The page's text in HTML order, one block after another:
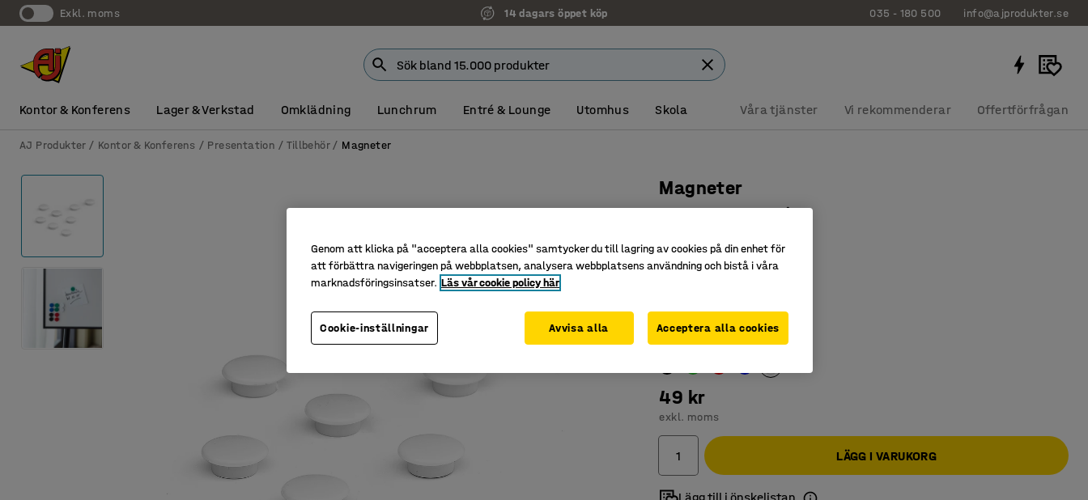
exkl. moms 14 dagars öppet köp 035 - 180 500 info@ajprodukter.se
Kontor & Konferens Lager & Verkstad Omklädning Lunchrum Entré & Lounge Utomhus Skola Våra tjänster Vi rekommenderar Offertförfrågan
AJ Produkter Kontor & Konferens Presentation Tillbehör Magneter
Magneter
8-pack, 20 mm, vit
För whiteboards
Ett självklart tillbehör
Färg:Vit
49 kr
exkl. moms
LÄGG I VARUKORG
Genom att klicka på "acceptera alla cookies" samtycker du till lagring av cookies på din enhet för
att förbättra navigeringen på webbplatsen, analysera webbplatsens användning och bistå i våra
marknadsföringsinsatser. Läs vår cookie policy här
Cookie-inställningar Avvisa alla Acceptera alla cookies